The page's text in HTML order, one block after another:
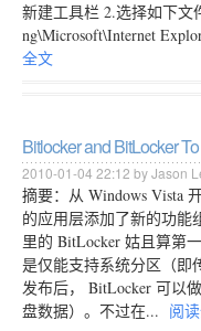
新建工具栏 2.选择如下文
ng\Microsoft\Internet
全文
Bitlocker and BitLocker
2010-01-04 22:12 by Jason
摘要：从 Windows Vista
的应用层添加了新的功能
里的 BitLocker 姑且算第
是仅能支持系统分区（即
发布后， BitLocker 可以
盘数据）。不过在... 阅